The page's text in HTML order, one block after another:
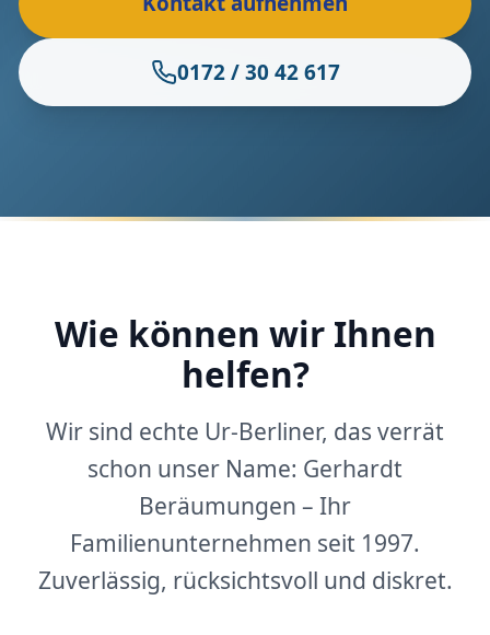
0172 / 30 42 617
Wie können wir Ihnen
helfen?
Wir sind echte Ur-Berliner, das verrät
schon unser Name: Gerhardt
Beräumungen – Ihr
Familienunternehmen seit 1997.
Zuverlässig, rücksichtsvoll und diskret.